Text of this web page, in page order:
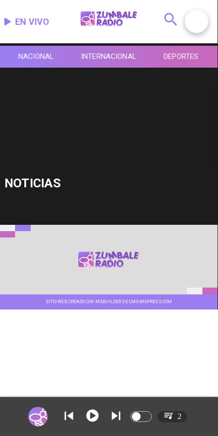
EN VIVO
NACIONAL INTERNACIONAL DEPORTES
NOTICIAS
SITIO WEB CREADO CON MSBUILDER DE CMS-MSPRESS.COM
2